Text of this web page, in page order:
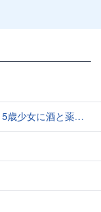
薬もありますよ」とSNSで誘い出し